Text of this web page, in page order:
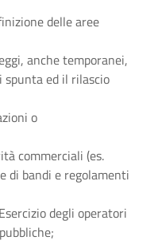
delle aree
anche temporanei,
spunta ed il rilascio
o
commerciali (es.
di bandi e regolamenti
degli operatori